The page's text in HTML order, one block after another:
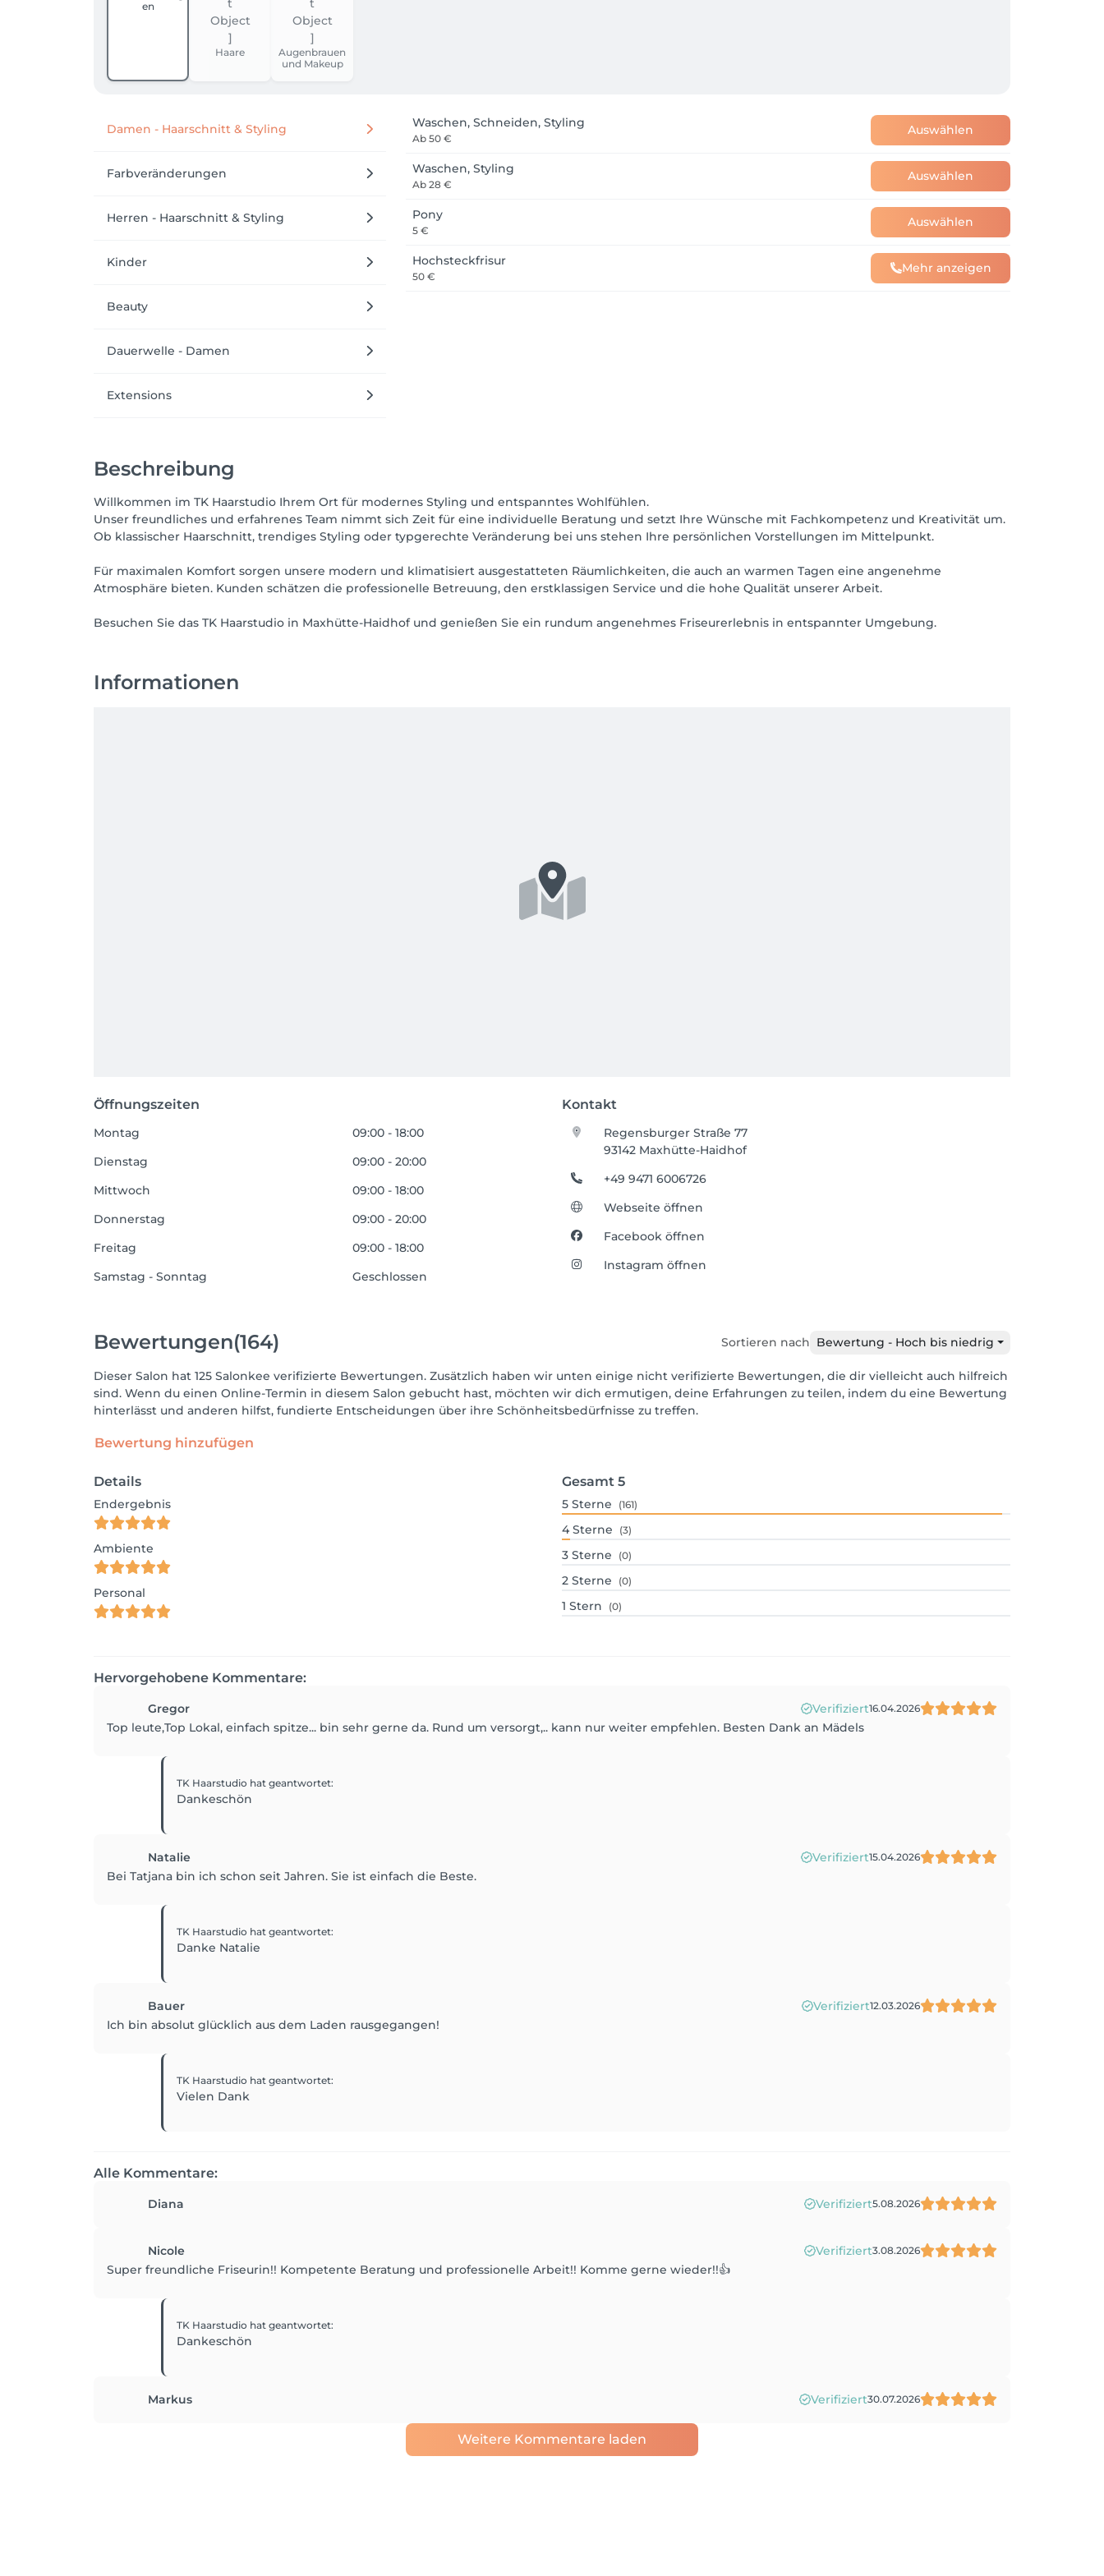
en
Haare
Augenbrauen
und Makeup
Damen - Haarschnitt & Styling
Farbveränderungen
Herren - Haarschnitt & Styling
Kinder
Beauty
Dauerwelle - Damen
Extensions
Waschen, Schneiden, Styling
Ab 50 €
Auswählen
Waschen, Styling
Ab 28 €
Auswählen
Pony
5 €
Auswählen
Hochsteckfrisur
50 €
Mehr anzeigen
Beschreibung
Willkommen im TK Haarstudio Ihrem Ort für modernes Styling und entspanntes Wohlfühlen.
Unser freundliches und erfahrenes Team nimmt sich Zeit für eine individuelle Beratung und setzt Ihre Wünsche mit Fachkompetenz und Kreativität um.
Ob klassischer Haarschnitt, trendiges Styling oder typgerechte Veränderung bei uns stehen Ihre persönlichen Vorstellungen im Mittelpunkt.
Für maximalen Komfort sorgen unsere modern und klimatisiert ausgestatteten Räumlichkeiten, die auch an warmen Tagen eine angenehme
Atmosphäre bieten. Kunden schätzen die professionelle Betreuung, den erstklassigen Service und die hohe Qualität unserer Arbeit.
Besuchen Sie das TK Haarstudio in Maxhütte-Haidhof und genießen Sie ein rundum angenehmes Friseurerlebnis in entspannter Umgebung.
Informationen
Öffnungszeiten Kontakt
Montag
09:00 - 18:00
Dienstag
09:00 - 20:00
Mittwoch
09:00 - 18:00
Donnerstag
09:00 - 20:00
Freitag
09:00 - 18:00
Samstag - Sonntag
Geschlossen
Regensburger Straße 77
93142 Maxhütte-Haidhof
+49 9471 6006726
Webseite öffnen
Facebook öffnen
Instagram öffnen
Bewertungen(164) Sortieren nach Bewertung - Hoch bis niedrig
Dieser Salon hat 125 Salonkee verifizierte Bewertungen. Zusätzlich haben wir unten einige nicht verifizierte Bewertungen, die dir vielleicht auch hilfreich
sind. Wenn du einen Online-Termin in diesem Salon gebucht hast, möchten wir dich ermutigen, deine Erfahrungen zu teilen, indem du eine Bewertung
hinterlässt und anderen hilfst, fundierte Entscheidungen über ihre Schönheitsbedürfnisse zu treffen.
Bewertung hinzufügen
Details
Endergebnis
Ambiente
Personal
Gesamt 5
5 Sterne (161)
4 Sterne (3)
3 Sterne (0)
2 Sterne (0)
1 Stern (0)
Hervorgehobene Kommentare:
Gregor Verifiziert16.04.2026
Top leute,Top Lokal, einfach spitze... bin sehr gerne da. Rund um versorgt,.. kann nur weiter empfehlen. Besten Dank an Mädels
TK Haarstudio hat geantwortet:
Dankeschön
Natalie Verifiziert15.04.2026
Bei Tatjana bin ich schon seit Jahren. Sie ist einfach die Beste.
TK Haarstudio hat geantwortet:
Danke Natalie
Bauer Verifiziert12.03.2026
Ich bin absolut glücklich aus dem Laden rausgegangen!
TK Haarstudio hat geantwortet:
Vielen Dank
Alle Kommentare:
Diana Verifiziert5.08.2026
Nicole Verifiziert3.08.2026
Super freundliche Friseurin!! Kompetente Beratung und professionelle Arbeit!! Komme gerne wieder!!👍
TK Haarstudio hat geantwortet:
Dankeschön
Markus Verifiziert30.07.2026
Weitere Kommentare laden